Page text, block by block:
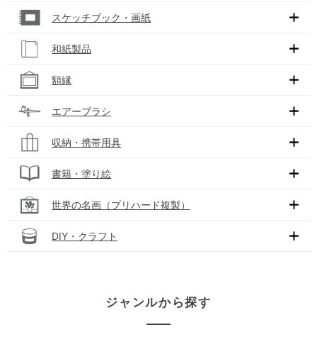
スケッチブック・画紙
和紙製品
額縁
エアーブラシ
収納・携帯用具
書籍・塗り絵
世界の名画（プリハード複製）
DIY・クラフト
ジャンルから探す